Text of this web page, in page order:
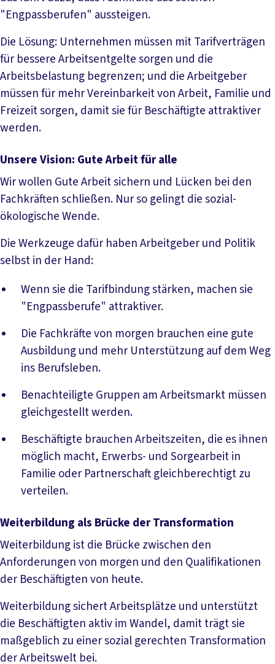
"Engpassberufen" aussteigen.
Die Lösung: Unternehmen müssen mit Tarifverträgen
für bessere Arbeitsentgelte sorgen und die
Arbeitsbelastung begrenzen; und die Arbeitgeber
müssen für mehr Vereinbarkeit von Arbeit, Familie und
Freizeit sorgen, damit sie für Beschäftigte attraktiver
werden.
Unsere Vision: Gute Arbeit für alle
Wir wollen Gute Arbeit sichern und Lücken bei den
Fachkräften schließen. Nur so gelingt die sozial-
ökologische Wende.
Die Werkzeuge dafür haben Arbeitgeber und Politik
selbst in der Hand:
Wenn sie die Tarifbindung stärken, machen sie
"Engpassberufe" attraktiver.
Die Fachkräfte von morgen brauchen eine gute
Ausbildung und mehr Unterstützung auf dem Weg
ins Berufsleben.
Benachteiligte Gruppen am Arbeitsmarkt müssen
gleichgestellt werden.
Beschäftigte brauchen Arbeitszeiten, die es ihnen
möglich macht, Erwerbs- und Sorgearbeit in
Familie oder Partnerschaft gleichberechtigt zu
verteilen.
Weiterbildung als Brücke der Transformation
Weiterbildung ist die Brücke zwischen den
Anforderungen von morgen und den Qualifikationen
der Beschäftigten von heute.
Weiterbildung sichert Arbeitsplätze und unterstützt
die Beschäftigten aktiv im Wandel, damit trägt sie
maßgeblich zu einer sozial gerechten Transformation
der Arbeitswelt bei.